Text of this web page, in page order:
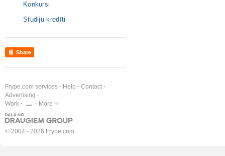
Konkursi
Studiju kredīti
Share
Frype.com services Help
Contact
Advertising
Work
More
© 2004 - 2026 Frype.com